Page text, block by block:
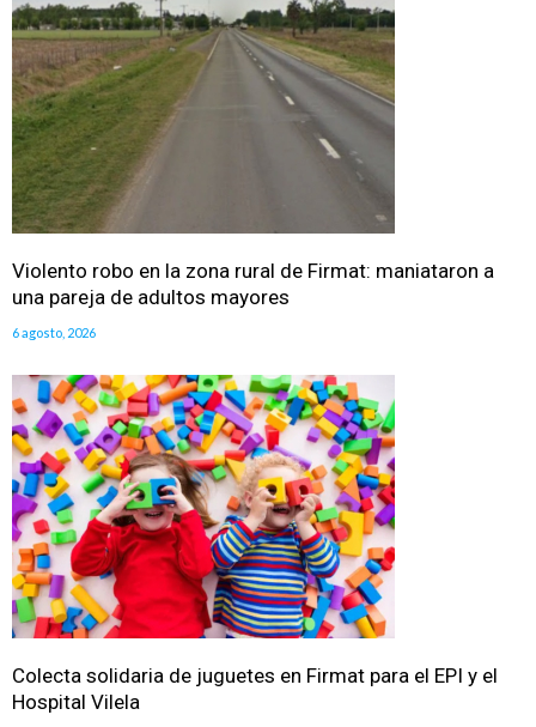
Violento robo en la zona rural de Firmat: maniataron a
una pareja de adultos mayores
6 agosto, 2026
Colecta solidaria de juguetes en Firmat para el EPI y el
Hospital Vilela